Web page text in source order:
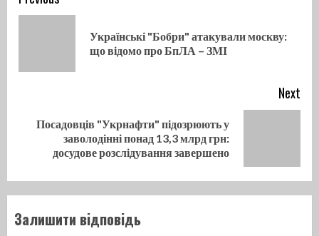
Українські "Бобри" атакували москву:
що відомо про БпЛА – ЗМІ
Next
Next
Посадовців "Укрнафти" підозрюють у
заволодінні понад 13,3 млрд грн:
досудове розслідування завершено
Залишити відповідь